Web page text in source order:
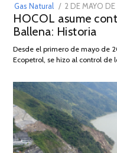
Gas Natural
POSTED
ON
2 DE MAYO
HOCOL asume
Ballena: Historia
Desde el primero de mayo de
Ecopetrol, se hizo al control de